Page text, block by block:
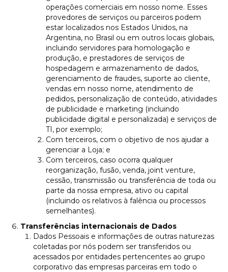
operações comerciais em nosso nome. Esses
provedores de serviços ou parceiros podem
estar localizados nos Estados Unidos, na
Argentina, no Brasil ou em outros locais globais,
incluindo servidores para homologação e
produção, e prestadores de serviços de
hospedagem e armazenamento de dados,
gerenciamento de fraudes, suporte ao cliente,
vendas em nosso nome, atendimento de
pedidos, personalização de conteúdo, atividades
de publicidade e marketing (incluindo
publicidade digital e personalizada) e serviços de
TI, por exemplo;
Com terceiros, com o objetivo de nos ajudar a
gerenciar a Loja; e
Com terceiros, caso ocorra qualquer
reorganização, fusão, venda, joint venture,
cessão, transmissão ou transferência de toda ou
parte da nossa empresa, ativo ou capital
(incluindo os relativos à falência ou processos
semelhantes).
Transferências internacionais de Dados
Dados Pessoais e informações de outras naturezas
coletadas por nós podem ser transferidos ou
acessados por entidades pertencentes ao grupo
corporativo das empresas parceiras em todo o